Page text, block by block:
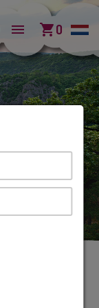
menu shopping_cart0